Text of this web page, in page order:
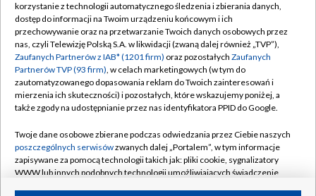
TVP
Abonament TVP
Emisja w TVP
Centrum informacji TVP
Naziemna Telewizja Cyfrowa
Rada Programowa
System NOS
Informacje o nadawcy
Regulamin TVP
Polityka prywatności
Moje zgody
Pomoc
Kontakt
Kanały
korzystanie z technologii automatycznego śledzenia i zbierania danych,
dostęp do informacji na Twoim urządzeniu końcowym i ich
przechowywanie oraz na przetwarzanie Twoich danych osobowych przez
nas, czyli Telewizję Polską S.A. w likwidacji (zwaną dalej również „TVP”),
Zaufanych Partnerów z IAB* (1201 firm) oraz pozostałych Zaufanych
Partnerów TVP (93 firm), w celach marketingowych (w tym do
zautomatyzowanego dopasowania reklam do Twoich zainteresowań i
mierzenia ich skuteczności) i pozostałych, które wskazujemy poniżej, a
także zgody na udostępnianie przez nas identyfikatora PPID do Google.
Twoje dane osobowe zbierane podczas odwiedzania przez Ciebie naszych
poszczególnych serwisówzwanych dalej „Portalem”, w tym informacje
zapisywane za pomocą technologii takich jak: pliki cookie, sygnalizatory
WWW lub innych podobnych technologii umożliwiających świadczenie